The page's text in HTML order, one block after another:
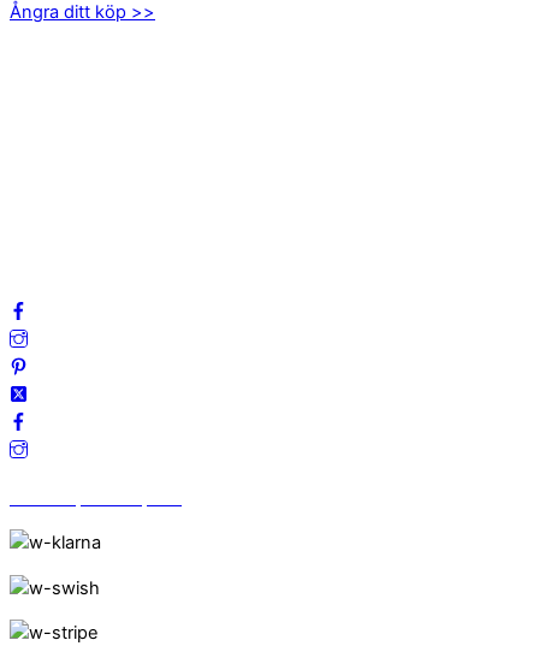
Ångra ditt köp >>